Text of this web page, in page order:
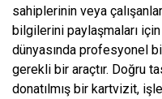
sahiplerinin veya
bilgilerini paylaşmaları
dünyasında profesyonel
gerekli bir araçtır. Doğru
donatılmış bir kartvizit,